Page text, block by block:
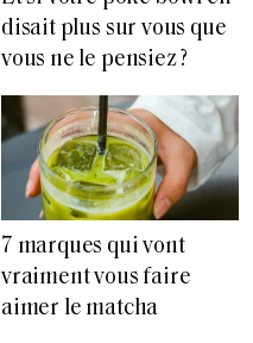
disait plus sur vous que
vous ne le pensiez ?
7 marques qui vont
vraiment vous faire
aimer le matcha